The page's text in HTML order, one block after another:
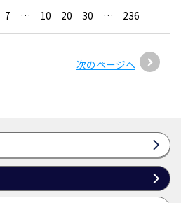
7 … 10 20 30 …
次のページへ
236